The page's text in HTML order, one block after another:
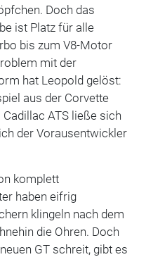
Doch das
ist Platz für alle
bis zum V8-Motor
mit der
hat Leopold gelöst:
aus der Corvette
ATS ließe sich
der Vorausentwickler
komplett
haben eifrig
klingeln nach dem
die Ohren. Doch
GT schreit, gibt es